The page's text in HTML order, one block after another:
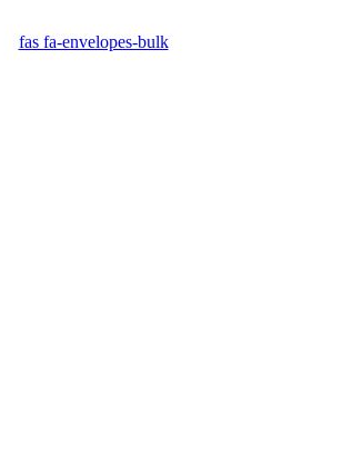
fas fa-envelopes-bulk